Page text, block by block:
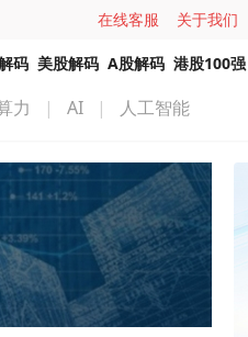
在线客服 关于我们
码 美股解码 A股解码 港股100强
力 | AI | 人工智能